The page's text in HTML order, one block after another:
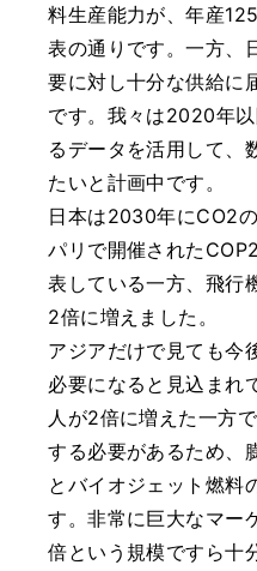
料生産能力が、年産
表の通りです。一方、
要に対し十分な供給に
です。我々は2020年
るデータを活用して、
たいと計画中です。
日本は2030年にCO2
パリで開催された
表している一方、飛行
2倍に増えました。
アジアだけで見ても今
必要になると見込まれ
人が2倍に増えた一方
する必要があるため、
とバイオジェット燃料
す。非常に巨大なマー
倍という規模ですら十